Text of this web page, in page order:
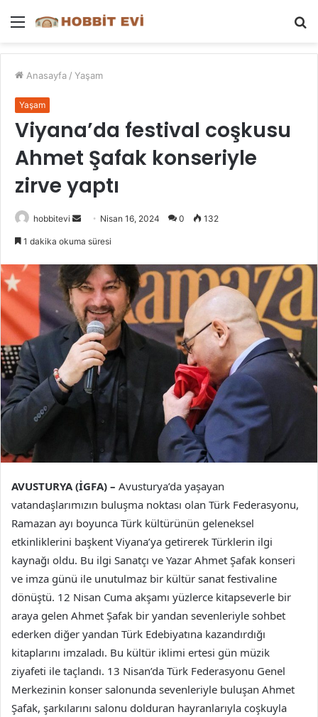
Menü
Anasayfa / Yaşam
Yaşam
Viyana’da festival coşkusu
Ahmet Şafak konseriyle
zirve yaptı
hobbitevi
Bir
göndermek
Nisan 16, 2024 0 132
1 dakika okuma süresi
AVUSTURYA (İGFA) – Avusturya’da yaşayan
vatandaşlarımızın buluşma noktası olan Türk Federasyonu,
Ramazan ayı boyunca Türk kültürünün geleneksel
etkinliklerini başkent Viyana’ya getirerek Türklerin ilgi
kaynağı oldu. Bu ilgi Sanatçı ve Yazar Ahmet Şafak konseri
ve imza günü ile unutulmaz bir kültür sanat festivaline
dönüştü. 12 Nisan Cuma akşamı yüzlerce kitapseverle bir
araya gelen Ahmet Şafak bir yandan sevenleriyle sohbet
ederken diğer yandan Türk Edebiyatına kazandırdığı
kitaplarını imzaladı. Bu kültür iklimi ertesi gün müzik
ziyafeti ile taçlandı. 13 Nisan’da Türk Federasyonu Genel
Merkezinin konser salonunda sevenleriyle buluşan Ahmet
Şafak, şarkılarını salonu dolduran hayranlarıyla coşkuyla